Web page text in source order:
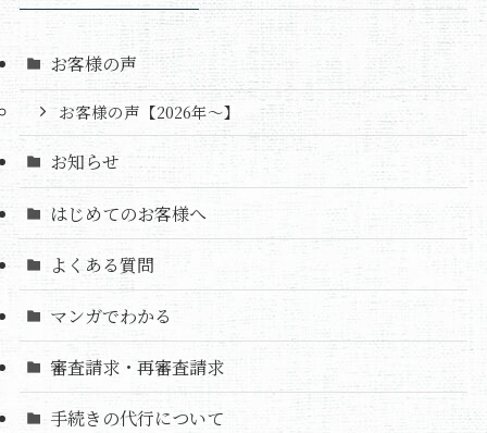
お客様の声
お客様の声【2026年～】
お知らせ
はじめてのお客様へ
よくある質問
マンガでわかる
審査請求・再審査請求
手続きの代行について